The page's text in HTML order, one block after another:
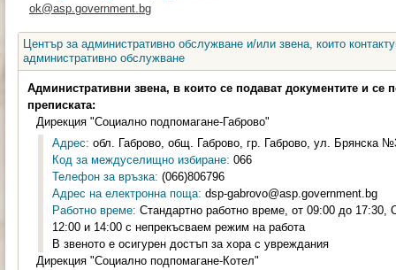
ok@asp.government.bg
Център за административно обслужване и/или звена, които
административно обслужване
Административни звена, в които се подават документите и се
преписката:
Дирекция "Социално подпомагане-Габрово"
Адрес: обл. Габрово, общ. Габрово, гр. Габрово, ул. Брянска
Код за междуселищно избиране: 066
Телефон за връзка: (066)806796
Адрес на електронна поща: dsp-gabrovo@asp.government.bg
Работно време: Стандартно работно време, от 09:00 до
12:00 и 14:00 с непрекъсваем режим на работа
В звеното е осигурен достъп за хора с увреждания
Дирекция "Социално подпомагане-Котел"